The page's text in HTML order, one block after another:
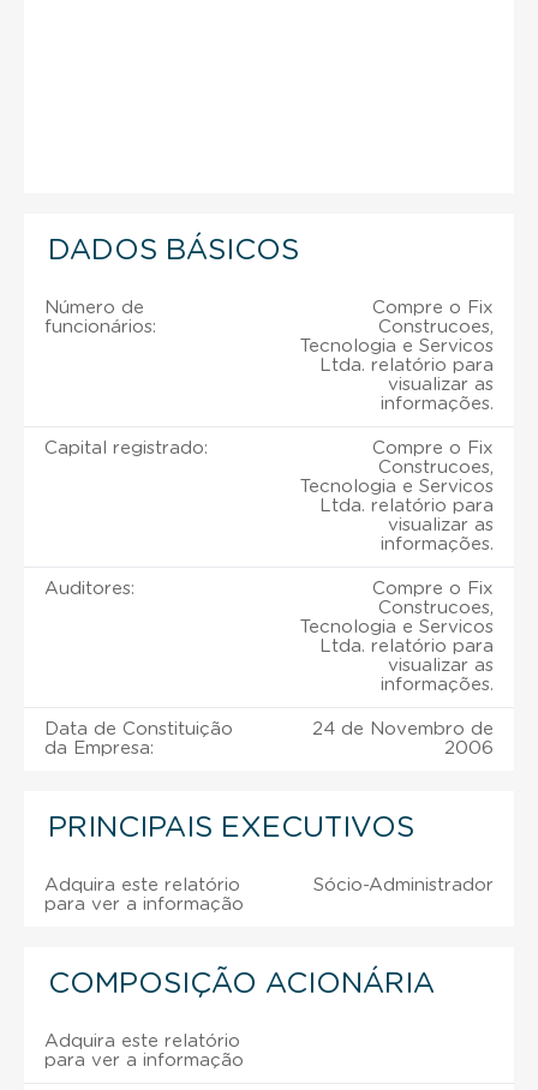
DADOS BÁSICOS
Número de
funcionários:
Compre o Fix
Construcoes,
Tecnologia e Servicos
Ltda. relatório para
visualizar as
informações.
Capital registrado:
Compre o Fix
Construcoes,
Tecnologia e Servicos
Ltda. relatório para
visualizar as
informações.
Auditores:
Compre o Fix
Construcoes,
Tecnologia e Servicos
Ltda. relatório para
visualizar as
informações.
Data de Constituição
da Empresa:
24 de Novembro de
2006
PRINCIPAIS EXECUTIVOS
Adquira este relatório
para ver a informação
Sócio-Administrador
COMPOSIÇÃO ACIONÁRIA
Adquira este relatório
para ver a informação